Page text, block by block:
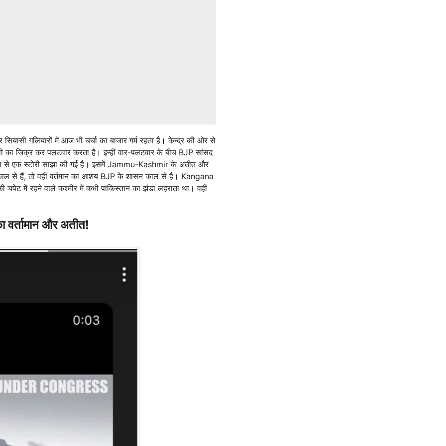
गलियारों में आज भी चर्चा का बाजार गर्म रहता है। केन्द्र की ओर से
का जिक्र कर पलटवार करता है। इन्हीं वार-पलटवार के बीच BJP सांसद
से एक स्टोरी साझा की गई है। इसमें Jammu-Kashmir के अतीत और
से हैं, तो वहीं वर्तमान का आशय BJP के शासन काल से है। Kangana
चपेट में रहने वाले कश्मीर में कभी पाकिस्तान का झंडा लहराता था। वहीं
और अतीत!